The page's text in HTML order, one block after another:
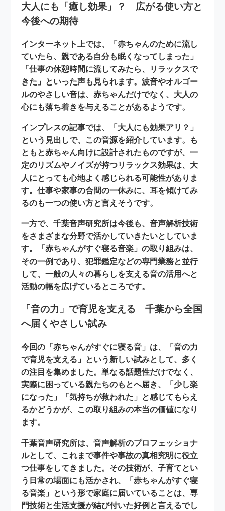
大人にも「癒し効果」？ 広がる使い方と
今後への期待
インターネット上では、「赤ちゃんのために流し
ていたら、親である自分も眠くなってしまった 」
「仕事の休憩時間に流してみたら、リラックスで
きた」といった声も見られます。波音やオルゴー
ルのやさしい音は、赤ちゃんだけでなく、大人の
心にも落ち着きを与えることがあるようです。
インプレスの記事では、「大人にも効果アリ？」
という見出しで、この音源を紹介しています。も
ともと赤ちゃん向けに設計されたものですが、一
定のリズムやノイズが持つリラックス効果は、大
人にとっても心地よく感じられる可能性がありま
す。仕事や家事の合間の一休みに、耳を傾けてみ
るのも一つの使い方と言えそうです。
一方で、千葉音声研究所は今後も、音声解析技術
をさまざまな分野で活かしていきたいとしていま
す。「赤ちゃんがすぐ寝る音楽」の取り組みは、
その一例であり、犯罪鑑定などの専門業務と並行
して、一般の人々の暮らしを支える音の活用へと
活動の幅を広げているところです。
「音の力」で育児を支える 千葉から全国
へ届くやさしい試み
今回の「赤ちゃんがすぐに寝る音」は、「音の力
で育児を支える 」という新しい試みとして、多く
の注目を集めました。単なる話題性だけでなく、
実際に困っている親たちのもとへ届き、「少し楽
になった」「気持ちが救われた」と感じてもらえ
るかどうかが、この取り組みの本当の価値になり
ます。
千葉音声研究所は、音声解析のプロフェッショナ
ルとして、これまで事件や事故の真相究明に役立
つ仕事をしてきました。その技術が、子育てとい
う日常の場面にも活かされ、「赤ちゃんがすぐ寝
る音楽」という形で家庭に届いていることは、専
門技術と生活支援が結び付いた好例と言えるでし